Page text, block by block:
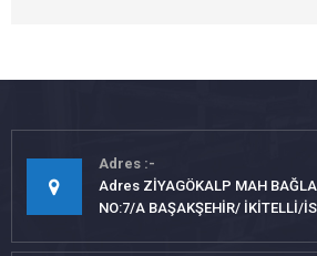
Adres
Adres ZİYAGÖKALP MAH
NO:7/A BAŞAKŞEHİR/ İKİTELLİ/